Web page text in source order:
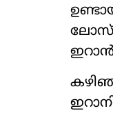
ലോസ്